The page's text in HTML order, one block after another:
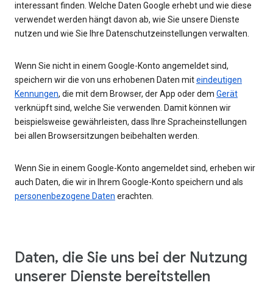
interessant finden. Welche Daten Google erhebt und wie diese
verwendet werden hängt davon ab, wie Sie unsere Dienste
nutzen und wie Sie Ihre Datenschutzeinstellungen verwalten.
Wenn Sie nicht in einem Google-Konto angemeldet sind,
speichern wir die von uns erhobenen Daten miteindeutigen
Kennungen, die mit dem Browser, der App oder dem Gerät
verknüpft sind, welche Sie verwenden. Damit können wir
beispielsweise gewährleisten, dass Ihre Spracheinstellungen
bei allen Browsersitzungen beibehalten werden.
Wenn Sie in einem Google-Konto angemeldet sind, erheben wir
auch Daten, die wir in Ihrem Google-Konto speichern und als
personenbezogene Daten erachten.
Daten, die Sie uns bei der Nutzung
unserer Dienste bereitstellen